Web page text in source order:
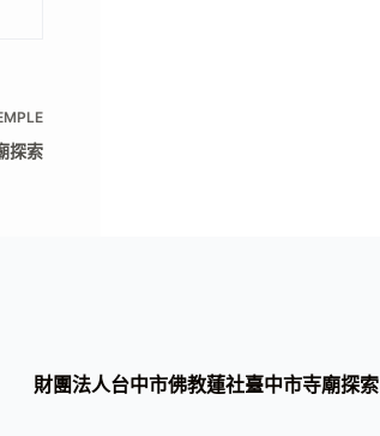
探索
財團法人台中市佛教蓮社臺中市寺廟探索